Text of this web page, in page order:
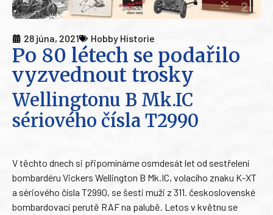
28 júna, 2021 Hobby Historie
Po 80 létech se podařilo
vyzvednout trosky
Wellingtonu B Mk.IC
sériového čísla T2990
V těchto dnech si připomínáme osmdesát let od sestřelení
bombardéru Vickers Wellington B Mk.IC, volacího znaku K-XT
a sériového čísla T2990, se šesti muži z 311. československé
bombardovací perutě RAF na palubě. Letos v květnu se